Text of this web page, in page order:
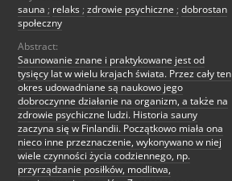
sauna ; relaks ; zdrowie psychiczne ; dobrostan
społeczny
Abstract:
Saunowanie znane i praktykowane jest od
tysięcy lat w wielu krajach świata. Przez cały ten
okres udowadniane są naukowo jego
dobroczynne działanie na organizm, a także na
zdrowie psychiczne ludzi. Historia sauny
zaczyna się w Finlandii. Początkowo miała ona
nieco inne przeznaczenie, wykonywano w niej
wiele czynności życia codziennego, np.
przyrządzanie posiłków, modlitwa,